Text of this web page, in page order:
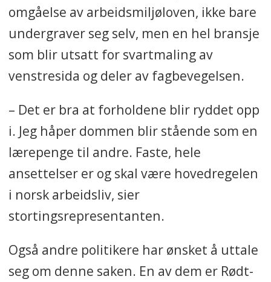
omgåelse av arbeidsmiljøloven, ikke bare
undergraver seg selv, men en hel bransje
som blir utsatt for svartmaling av
venstresida og deler av fagbevegelsen.
– Det er bra at forholdene blir ryddet opp
i. Jeg håper dommen blir stående som en
lærepenge til andre. Faste, hele
ansettelser er og skal være hovedregelen
i norsk arbeidsliv, sier
stortingsrepresentanten.
Også andre politikere har ønsket å uttale
seg om denne saken. En av dem er Rødt-